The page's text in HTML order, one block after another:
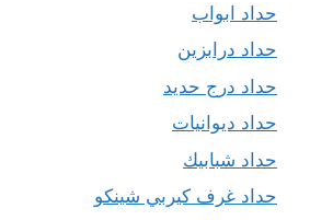
حداد ابواب
حداد درابزين
حداد درج حديد
حداد ديوانيات
حداد شبابيك
حداد غرف كيربي شينكو